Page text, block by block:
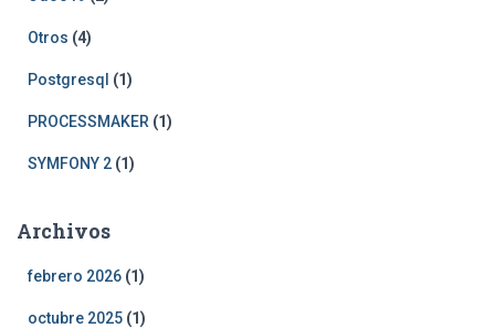
Otros (4)
Postgresql (1)
PROCESSMAKER (1)
SYMFONY 2 (1)
Archivos
febrero 2026 (1)
octubre 2025 (1)